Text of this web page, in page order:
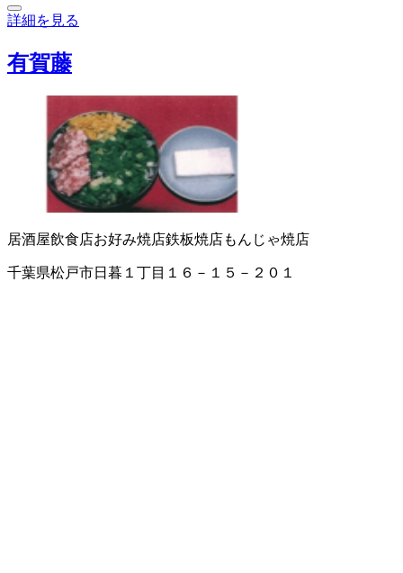
詳細を見る
有賀藤
居酒屋飲食店お好み焼店鉄板焼店もんじゃ焼店
千葉県松戸市日暮１丁目１６－１５－２０１